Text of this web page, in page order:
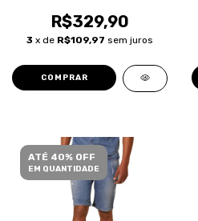
R$329,90
3 x de R$109,97 sem juros
COMPRAR
ATÉ 40% OFF
EM QUANTIDADE